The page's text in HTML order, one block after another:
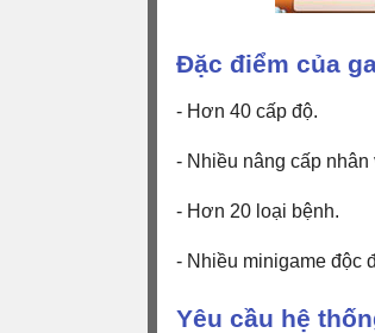
Đặc điểm của
- Hơn 40 cấp độ.
- Nhiều nâng cấp nhân
- Hơn 20 loại bệnh.
- Nhiều minigame độc
Yêu cầu hệ